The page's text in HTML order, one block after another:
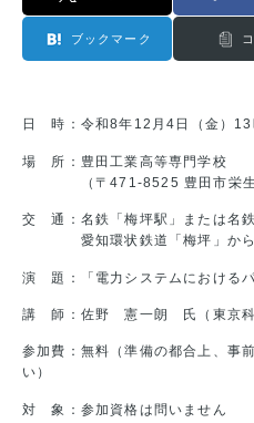
ブックマーク
日 時：令和8年12月4日（金）
場 所：豊田工業高等専門学校
（〒471-8525 豊田市栄生
交 通：名鉄「梅坪駅」または名
愛知環状鉄道「梅坪」から
演 題：「電力システムにおける
講 師：佐野 憲一朗 氏（東京科
参加費：無料（準備の都合上、事
い）
対 象：参加資格は問いません